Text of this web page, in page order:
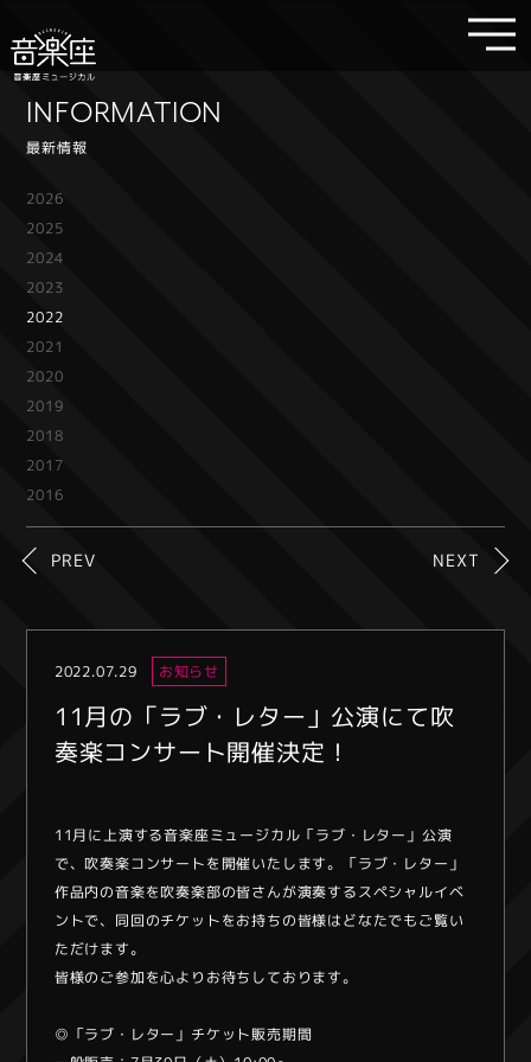
INFORMATION
最新情報
2026
2025
2024
2023
2022
2021
2020
2019
2018
2017
2016
PREV NEXT
2022.07.29 お知らせ
11月の「ラブ・レター」公演にて吹
奏楽コンサート開催決定！
11月に上演する音楽座ミュージカル「ラブ・レター」公演
で、吹奏楽コンサートを開催いたします。「ラブ・レター」
作品内の音楽を吹奏楽部の皆さんが演奏するスペシャルイベ
ントで、同回のチケットをお持ちの皆様はどなたでもご覧い
ただけます。
皆様のご参加を心よりお待ちしております。
◎「ラブ・レター」チケット販売期間